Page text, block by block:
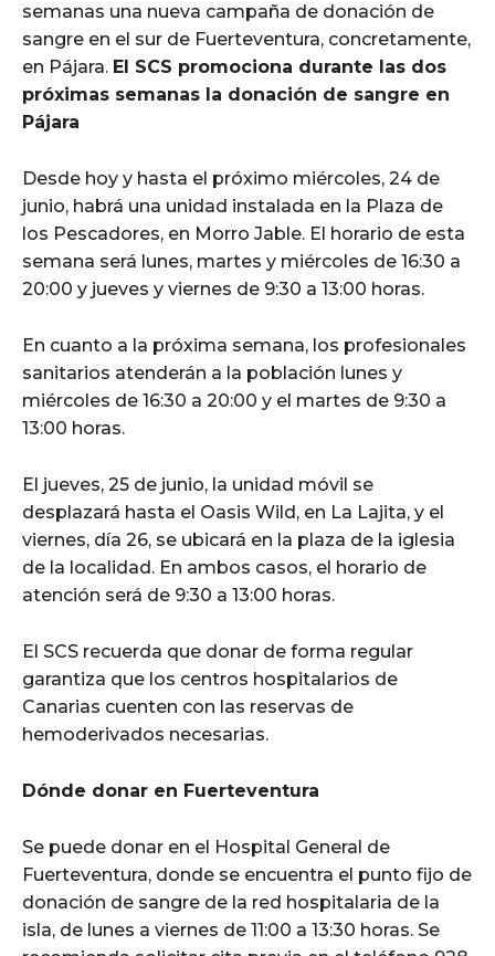
semanas una nueva campaña de donación de
sangre en el sur de Fuerteventura, concretamente,
en Pájara. El SCS promociona durante las dos
próximas semanas la donación de sangre en
Pájara
Desde hoy y hasta el próximo miércoles, 24 de
junio, habrá una unidad instalada en la Plaza de
los Pescadores, en Morro Jable. El horario de esta
semana será lunes, martes y miércoles de 16:30 a
20:00 y jueves y viernes de 9:30 a 13:00 horas.
En cuanto a la próxima semana, los profesionales
sanitarios atenderán a la población lunes y
miércoles de 16:30 a 20:00 y el martes de 9:30 a
13:00 horas.
El jueves, 25 de junio, la unidad móvil se
desplazará hasta el Oasis Wild, en La Lajita, y el
viernes, día 26, se ubicará en la plaza de la iglesia
de la localidad. En ambos casos, el horario de
atención será de 9:30 a 13:00 horas.
El SCS recuerda que donar de forma regular
garantiza que los centros hospitalarios de
Canarias cuenten con las reservas de
hemoderivados necesarias.
Dónde donar en Fuerteventura
Se puede donar en el Hospital General de
Fuerteventura, donde se encuentra el punto fijo de
donación de sangre de la red hospitalaria de la
isla, de lunes a viernes de 11:00 a 13:30 horas. Se